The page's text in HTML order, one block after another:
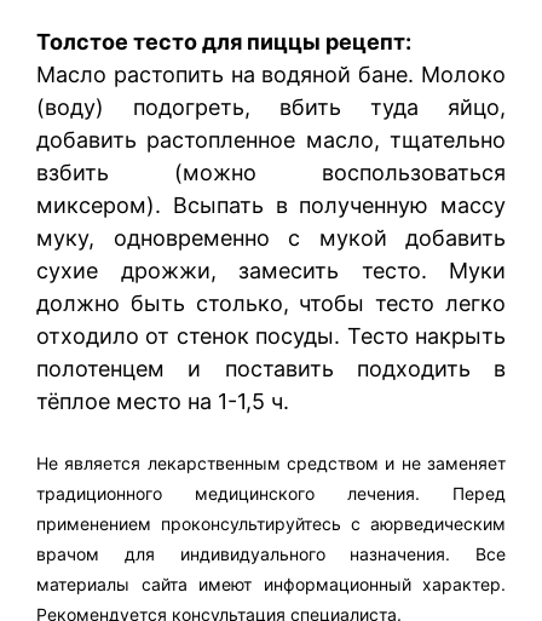
Толстое тесто для пиццы рецепт:
Масло растопить на водяной бане. Молоко
(воду) подогреть, вбить туда яйцо,
добавить растопленное масло, тщательно
взбить (можно воспользоваться
миксером). Всыпать в полученную массу
муку, одновременно с мукой добавить
сухие дрожжи, замесить тесто. Муки
должно быть столько, чтобы тесто легко
отходило от стенок посуды. Тесто накрыть
полотенцем и поставить подходить в
тёплое место на 1-1,5 ч.
Не является лекарственным средством и не заменяет
традиционного медицинского лечения. Перед
применением проконсультируйтесь с аюрведическим
врачом для индивидуального назначения. Все
материалы сайта имеют информационный характер.
Рекомендуется консультация специалиста.